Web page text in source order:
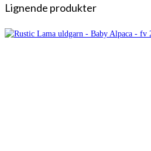
Lignende produkter